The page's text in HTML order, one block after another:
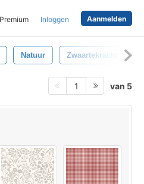
Inloggen Aanmelden
Natuur Zwaartekracht
1 van 5